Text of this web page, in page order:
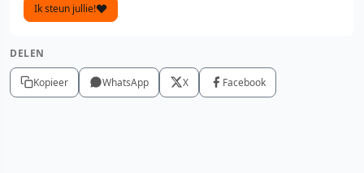
Ik steun jullie!
DELEN
Kopieer WhatsApp X Facebook